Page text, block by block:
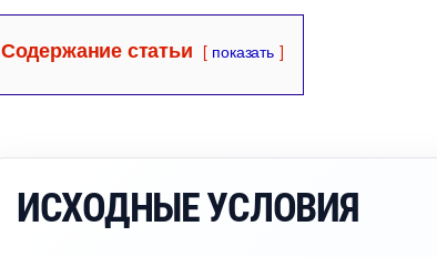
Содержание статьи показать
ИСХОДНЫЕ УСЛОВИЯ